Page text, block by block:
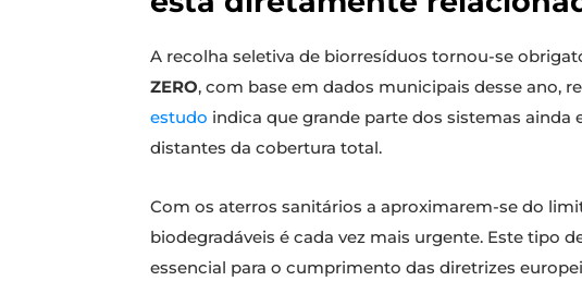
A recolha seletiva de biorresíduos tornou-se
ZERO, com base em dados municipais desse ano,
estudo indica que grande parte dos sistemas
distantes da cobertura total.
Com os aterros sanitários a aproximarem-se do
biodegradáveis é cada vez mais urgente. Este tipo
essencial para o cumprimento das diretrizes